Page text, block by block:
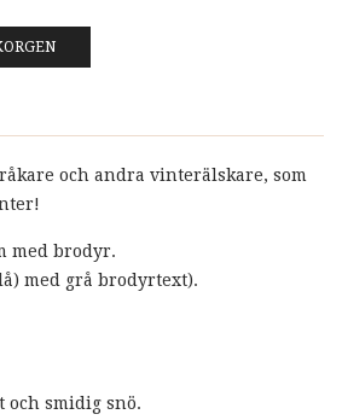
och andra vinterälskare, som
med brodyr.
med grå brodyrtext).
och smidig snö.